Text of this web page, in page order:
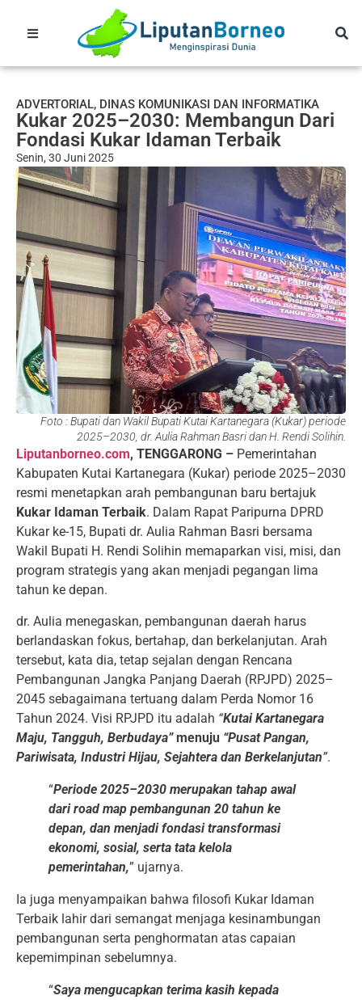
ADVERTORIAL, DINAS KOMUNIKASI DAN INFORMATIKA
Kukar 2025–2030: Membangun Dari
Fondasi Kukar Idaman Terbaik
Senin, 30 Juni 2025
Foto : Bupati dan Wakil Bupati Kutai Kartanegara (Kukar) periode
2025–2030, dr. Aulia Rahman Basri dan H. Rendi Solihin.
Liputanborneo.com, TENGGARONG – Pemerintahan
Kabupaten Kutai Kartanegara (Kukar) periode 2025–2030
resmi menetapkan arah pembangunan baru bertajuk
Kukar Idaman Terbaik. Dalam Rapat Paripurna DPRD
Kukar ke-15, Bupati dr. Aulia Rahman Basri bersama
Wakil Bupati H. Rendi Solihin memaparkan visi, misi, dan
program strategis yang akan menjadi pegangan lima
tahun ke depan.
dr. Aulia menegaskan, pembangunan daerah harus
berlandaskan fokus, bertahap, dan berkelanjutan. Arah
tersebut, kata dia, tetap sejalan dengan Rencana
Pembangunan Jangka Panjang Daerah (RPJPD) 2025–
2045 sebagaimana tertuang dalam Perda Nomor 16
Tahun 2024. Visi RPJPD itu adalah “Kutai Kartanegara
Maju, Tangguh, Berbudaya”menuju “Pusat Pangan,
Pariwisata, Industri Hijau, Sejahtera dan Berkelanjutan”.
“Periode 2025–2030 merupakan tahap awal
dari road map pembangunan 20 tahun ke
depan, dan menjadi fondasi transformasi
ekonomi, sosial, serta tata kelola
pemerintahan,” ujarnya.
Ia juga menyampaikan bahwa filosofi Kukar Idaman
Terbaik lahir dari semangat menjaga kesinambungan
pembangunan serta penghormatan atas capaian
kepemimpinan sebelumnya.
“Saya mengucapkan terima kasih kepada